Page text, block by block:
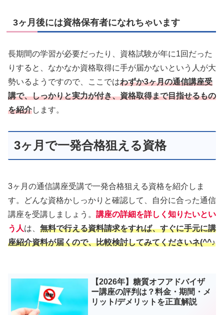
3ヶ月後には資格保有者になれちゃいます
長期間の学習が必要だったり、資格試験が年に1回だった
りすると、なかなか資格取得に手が届かないという人が大
勢いるようですので、ここではわずか3ヶ月の通信講座受
講で、しっかりと実力が付き、資格取得まで目指せるもの
を紹介します。
3ヶ月で一発合格狙える資格
3ヶ月の通信講座受講で一発合格狙える資格を紹介しま
す。どんな資格かしっかりと確認して、自分に合った通信
講座を受講しましょう。 講座の詳細を詳しく知りたいとい
う人は、 無料で行える資料請求をすれば、すぐに手元に講
座紹介資料が届くので、比較検討してみてくださいネ(^^♪
【2026年】糖質オフアドバイザ
ー講座の評判は？料金・期間・メ
リット/デメリットを正直解説